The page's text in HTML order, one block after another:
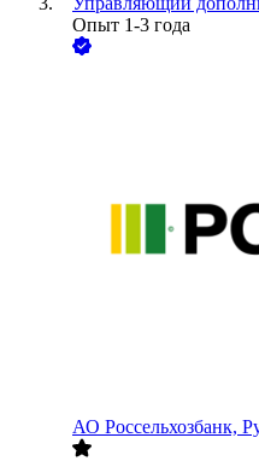
Опыт 1-3 года
АО Россельхозбанк,